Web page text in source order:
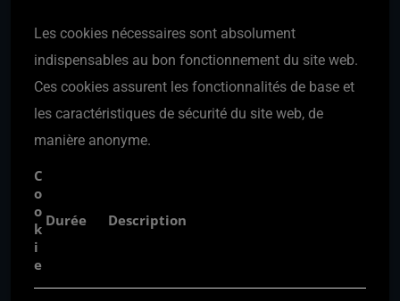
Les cookies nécessaires sont absolument
indispensables au bon fonctionnement du site web.
Ces cookies assurent les fonctionnalités de base et
les caractéristiques de sécurité du site web, de
manière anonyme.
C
o
o
k
i
e
Durée Description